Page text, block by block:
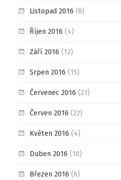
Listopad 2016 (8)
Říjen 2016 (4)
Září 2016 (12)
Srpen 2016 (15)
Červenec 2016 (21)
Červen 2016 (22)
Květen 2016 (4)
Duben 2016 (10)
Březen 2016 (6)